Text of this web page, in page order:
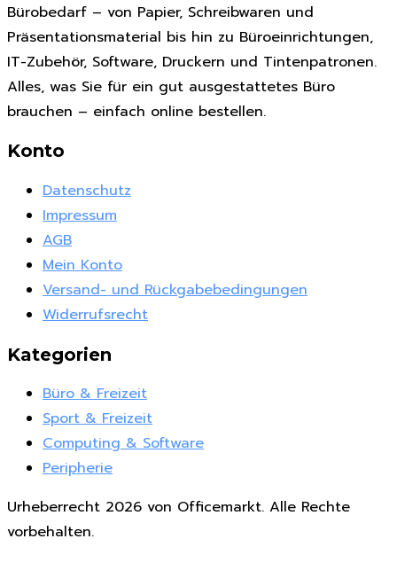
Bürobedarf – von Papier, Schreibwaren und
Präsentationsmaterial bis hin zu Büroeinrichtungen,
IT-Zubehör, Software, Druckern und Tintenpatronen.
Alles, was Sie für ein gut ausgestattetes Büro
brauchen – einfach online bestellen.
Konto
Datenschutz
Impressum
AGB
Mein Konto
Versand- und Rückgabebedingungen
Widerrufsrecht
Kategorien
Büro & Freizeit
Sport & Freizeit
Computing & Software
Peripherie
Urheberrecht 2026 von Officemarkt. Alle Rechte
vorbehalten.